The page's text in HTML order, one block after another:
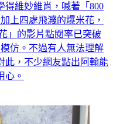
得維妙維肖，喊著「800
上四處飛濺的爆米花，
」的影片點閱率已突破
仿。不過有人無法理解
此，不少網友點出阿翰能
心。